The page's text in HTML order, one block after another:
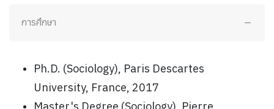
การศึกษา
Ph.D. (Sociology), Paris Descartes
University, France, 2017